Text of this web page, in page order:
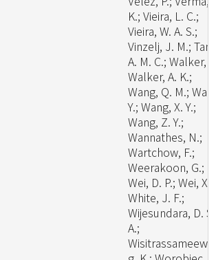
K.; Vieira, L. C.;
Vieira, W. A. S.;
Vinzelj, J. M.;
A. M. C.; Walker,
Walker, A. K.;
Wang, Q. M.;
Y.; Wang, X. Y.;
Wang, Z. Y.;
Wannathes, N.;
Wartchow, F.;
Weerakoon, G.;
Wei, D. P.; Wei, X.;
White, J. F.;
Wijesundara, D. S.
A.;